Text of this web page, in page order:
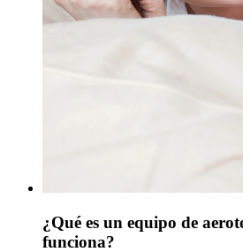
¿Qué es un equipo de
funciona?